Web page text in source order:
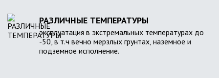
РАЗЛИЧНЫЕ ТЕМПЕРАТУРЫ
эксплуатация в экстремальных температурах до
-50, в т.ч вечно мерзлых грунтах, наземное и
подземное исполнение.